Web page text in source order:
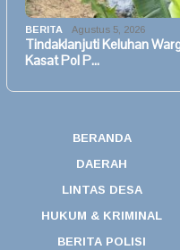
BERITA Agustus 5, 2026
Tindaklanjuti Keluhan
Kasat Pol P…
BERANDA
DAERAH
LINTAS DESA
HUKUM & KRIMINAL
BERITA POLISI